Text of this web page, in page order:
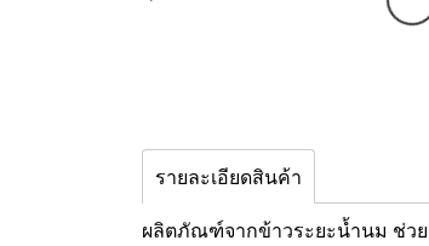
รายละเอียดสินค้า
ผลิตภัณฑ์จากข้าวระยะน้ำนม ช่วย